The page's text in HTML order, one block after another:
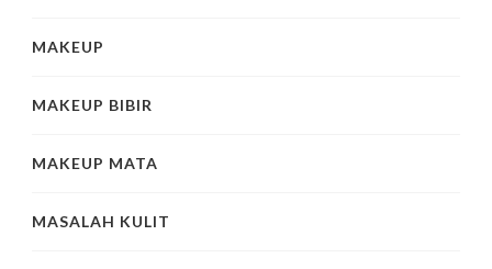
MAKEUP
MAKEUP BIBIR
MAKEUP MATA
MASALAH KULIT